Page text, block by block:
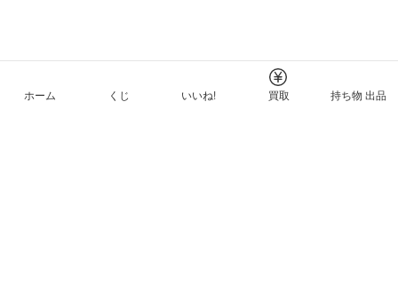
ホーム くじ いいね! 買取 持ち物 出品